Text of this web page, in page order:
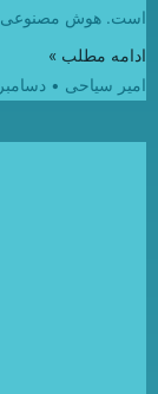
است. هوش مصنوعی،
ادامه مطلب »
امیر سیاحی
دسامبر 31, 2024